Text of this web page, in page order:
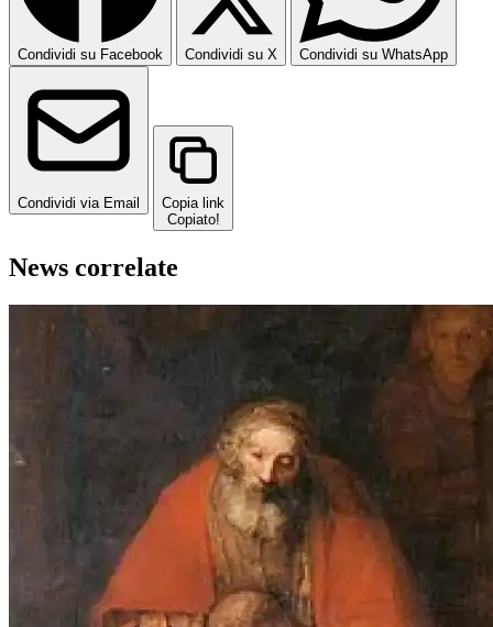
Condividi su Facebook Condividi su X Condividi su WhatsApp
Condividi via Email
Copia link
Copiato!
News correlate